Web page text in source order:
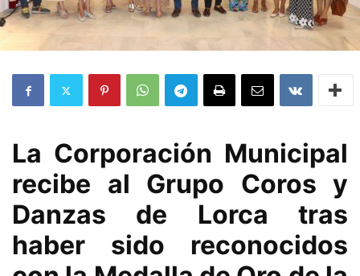
La Corporación Municipal
recibe al Grupo Coros y
Danzas de Lorca tras
haber sido reconocidos